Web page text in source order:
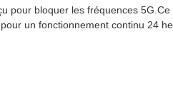
pour bloquer les fréquences
un fonctionnement continu 24